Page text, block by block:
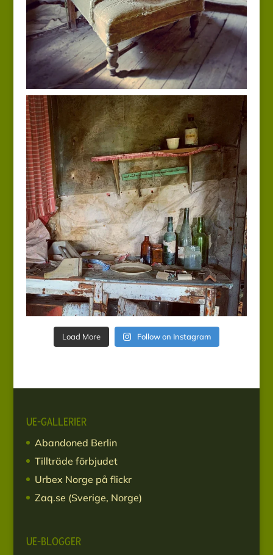
Load More Follow on Instagram
UE-GALLERIER
Abandoned Berlin
Tillträde förbjudet
Urbex Norge på flickr
Zaq.se (Sverige, Norge)
UE-BLOGGER